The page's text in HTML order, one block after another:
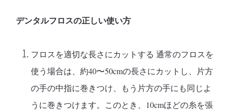
デンタルフロスの正しい使い方
フロスを適切な長さにカットする 通常のフロスを
使う場合は、約40〜50cmの長さにカットし、片方
の手の中指に巻きつけ、もう片方の手にも同じよ
うに巻きつけます。このとき、10cmほどの糸を張